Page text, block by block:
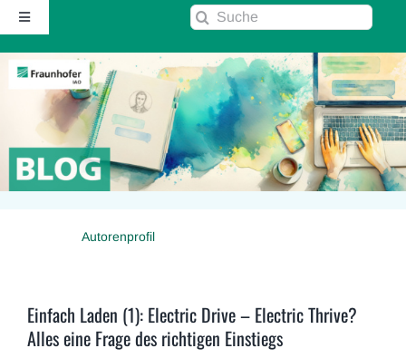
Zum
Inhalt
springen
Toggle
Navigation
Startseite
Über diesen Blog
Kontakt
Kommentarrichtlinie
Suche
Autorenprofil
Einfach Laden (1): Electric Drive – Electric Thrive?
Alles eine Frage des richtigen Einstiegs